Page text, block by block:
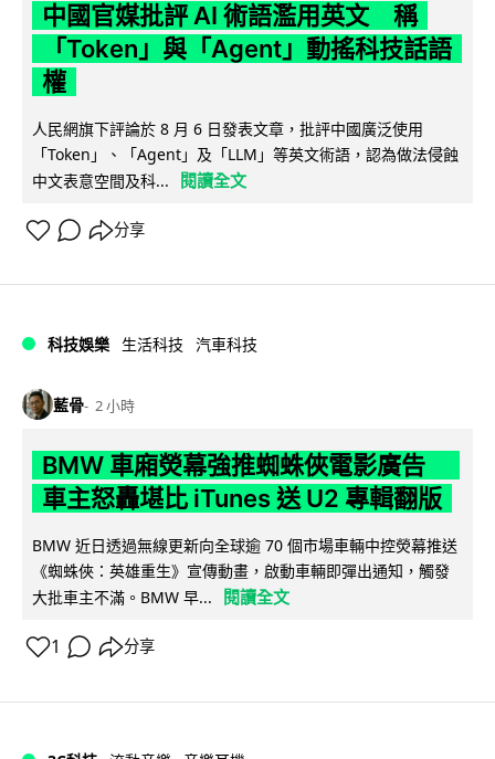
中國官媒批評 AI 術語濫用英文 稱
「Token」與「Agent」動搖科技話語
權
人民網旗下評論於 8 月 6 日發表文章，批評中國廣泛使用
「Token」、「Agent」及「LLM」等英文術語，認為做法侵蝕
中文表意空間及科...
閱讀全文
分享
科技娛樂 生活科技 汽車科技
藍骨 2 小時
BMW 車廂熒幕強推蜘蛛俠電影廣告
車主怒轟堪比 iTunes 送 U2 專輯翻版
BMW 近日透過無線更新向全球逾 70 個市場車輛中控熒幕推送
《蜘蛛俠：英雄重生》宣傳動畫，啟動車輛即彈出通知，觸發
大批車主不滿。BMW 早...
閱讀全文
1 分享